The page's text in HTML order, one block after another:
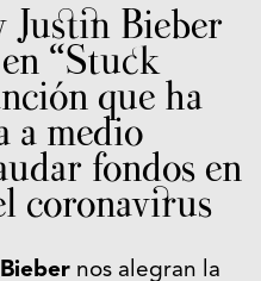
Justin Bieber
“Stuck
que ha
a medio
fondos en
coronavirus
nos alegran la